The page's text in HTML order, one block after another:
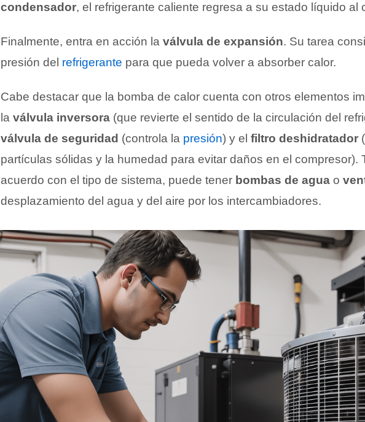
condensador, el refrigerante caliente regresa a su estado líquido al
Finalmente, entra en acción la válvula de expansión. Su tarea
presión del refrigerante para que pueda volver a absorber calor.
Cabe destacar que la bomba de calor cuenta con otros elementos
la válvula inversora (que revierte el sentido de la circulación del
válvula de seguridad (controla la presión) y el filtro deshidratador
partículas sólidas y la humedad para evitar daños en el compresor).
acuerdo con el tipo de sistema, puede tener bombas de agua o
desplazamiento del agua y del aire por los intercambiadores.